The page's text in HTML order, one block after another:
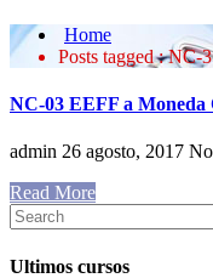
Home
Posts tagged : NC-3
NC-03 EEFF a
admin 26 agosto, 2017
Read More
Ultimos cursos